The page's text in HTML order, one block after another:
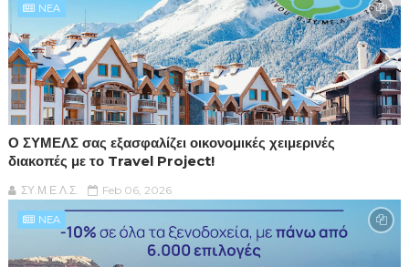
NEA
Ο ΣΥΜΕΛΣ σας εξασφαλίζει οικονομικές χειμερινές
διακοπές με το Travel Project!
ΣΥ.Μ.Ε.Λ.Σ. Feb 06, 2026
NEA